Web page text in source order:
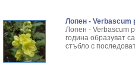
Лопен - Verbascum
Лопен - Verbascum
година обра­зуват
стъбло с